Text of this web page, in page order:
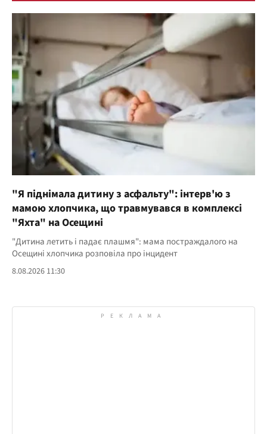
"Я піднімала дитину з асфальту": інтерв'ю з
мамою хлопчика, що травмувався в комплексі
"Яхта" на Осещині
"Дитина летить і падає плашмя": мама постраждалого на
Осещині хлопчика розповіла про інцидент
8.08.2026 11:30